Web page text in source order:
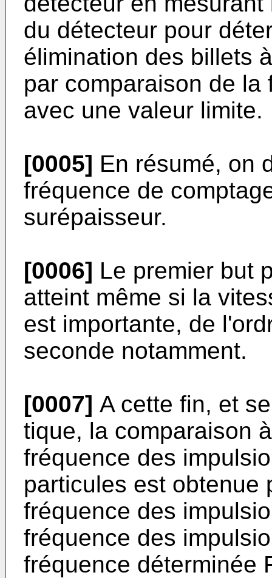
du détecteur pour
élimination des billets
par comparaison de
avec une valeur limite.
[0005] En résumé, on
fréquence de
surépaisseur.
[0006] Le premier but
atteint même si la
est importante, de
seconde notamment.
[0007] A cette fin, et
tique, la comparaison
fréquence des
particules est obtenue
fréquence des
fréquence des
fréquence déterminée